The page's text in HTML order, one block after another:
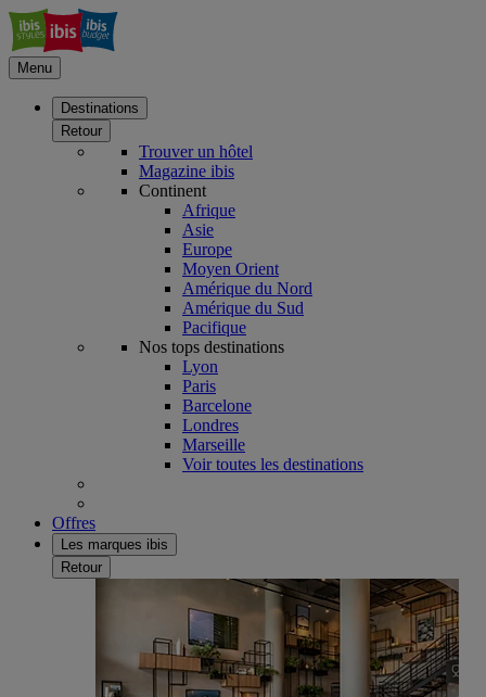
Menu
Destinations
Retour
Trouver un hôtel
Magazine ibis
Continent
Afrique
Asie
Europe
Moyen Orient
Amérique du Nord
Amérique du Sud
Pacifique
Nos tops destinations
Lyon
Paris
Barcelone
Londres
Marseille
Voir toutes les destinations
Offres
Les marques ibis
Retour